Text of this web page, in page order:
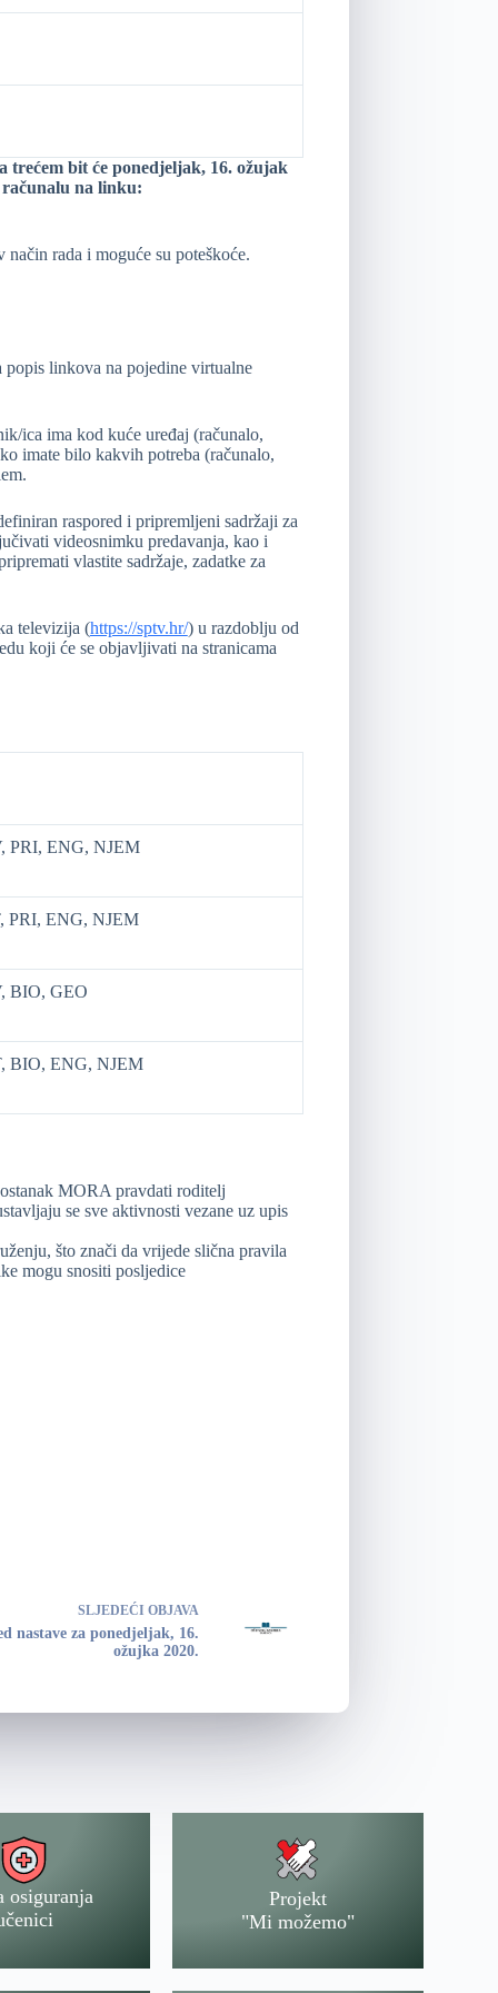
trećem bit će ponedjeljak, 16. ožujak
na linku:
rada i moguće su poteškoće.
linkova na pojedine virtualne
ica ima kod kuće uređaj (računalo,
imate bilo kakvih potreba (računalo,
raspored i pripremljeni sadržaji za
videosnimku predavanja, kao i
vlastite sadržaje, zadatke za
televizija (https://sptv.hr/) u razdoblju od
koji će se objavljivati na stranicama
PRI, ENG, NJEM
PRI, ENG, NJEM
BIO, GEO
BIO, ENG, NJEM
MORA pravdati roditelj
se sve aktivnosti vezane uz upis
što znači da vrijede slična pravila
mogu snositi posljedice
SLJEDEĆI OBJAVA
nastave za ponedjeljak, 16.
ožujka 2020.
osiguranja
Projekt
"Mi možemo"